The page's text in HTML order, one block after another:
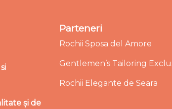
și de
Parteneri
Rochii Sposa del Amore
Gentlemen’s Tailoring
Rochii Elegante de Seara